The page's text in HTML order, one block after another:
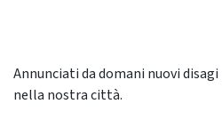
Annunciati da domani nuovi
nella nostra città.